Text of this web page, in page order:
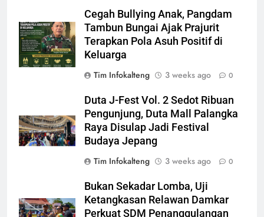
Cegah Bullying Anak, Pangdam
Tambun Bungai Ajak Prajurit
Terapkan Pola Asuh Positif di
Keluarga
Tim Infokalteng
3 weeks ago 0
Duta J-Fest Vol. 2 Sedot Ribuan
Pengunjung, Duta Mall Palangka
Raya Disulap Jadi Festival
Budaya Jepang
Tim Infokalteng
3 weeks ago 0
Bukan Sekadar Lomba, Uji
Ketangkasan Relawan Damkar
Perkuat SDM Penanggulangan